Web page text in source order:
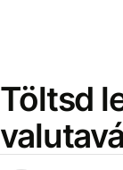
Töltsd